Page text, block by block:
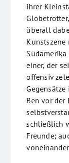
ihrer
überall
einer, der
offensiv
Ben vor der
schließlich
Freunde;